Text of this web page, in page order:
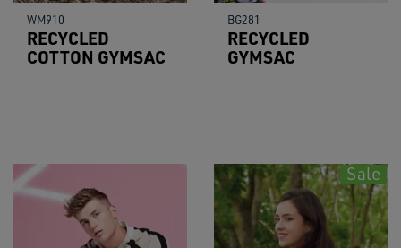
WM910
RECYCLED
COTTON GYMSAC
BG281
RECYCLED
GYMSAC
Sale